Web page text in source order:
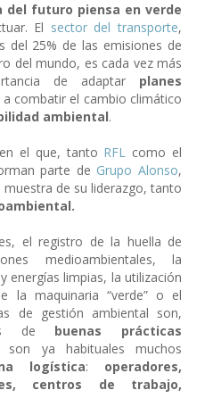
del futuro piensa en verde
El sector del transporte,
del 25% de las emisiones de
del mundo, es cada vez más
de adaptar planes
a combatir el cambio climático
ambiental.
el que, tanto RFL como el
parte de Grupo Alonso,
de su liderazgo, tanto
el registro de la huella de
medioambientales, la
energías limpias, la utilización
la maquinaria “verde” o el
de gestión ambiental son,
de buenas prácticas
son ya habituales muchos
logística: operadores,
centros de trabajo,